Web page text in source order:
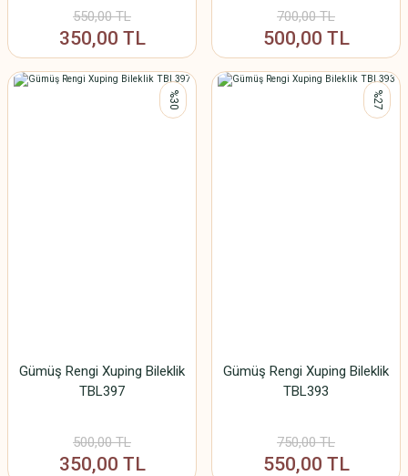
550,00 TL
350,00 TL
700,00 TL
500,00 TL
%30
Gümüş Rengi Xuping Bileklik
TBL397
500,00 TL
350,00 TL
%27
Gümüş Rengi Xuping Bileklik
TBL393
750,00 TL
550,00 TL